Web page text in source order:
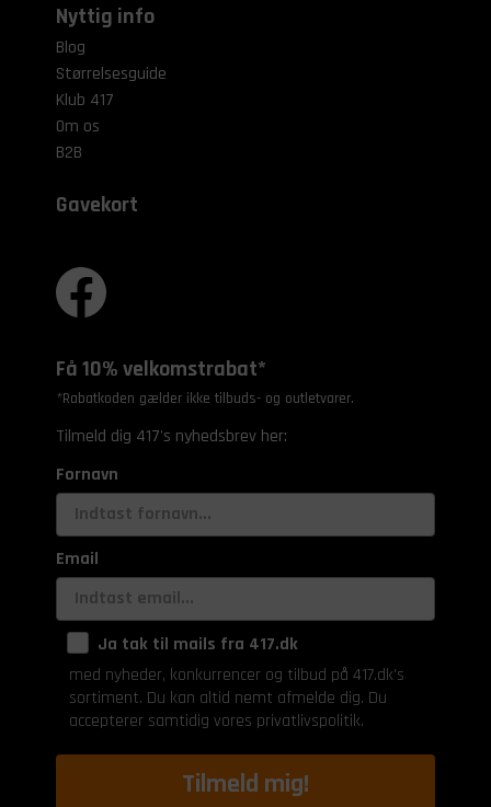
Nyttig info
Blog
Størrelsesguide
Klub 417
Om os
B2B
Gavekort
Få 10% velkomstrabat*
*Rabatkoden gælder ikke tilbuds- og outletvarer.
Tilmeld dig 417's nyhedsbrev her:
Fornavn
Email
Ja tak til mails fra 417.dk
med nyheder, konkurrencer og tilbud på 417.dk's
sortiment. Du kan altid nemt afmelde dig. Du
accepterer samtidig vores privatlivspolitik.
Tilmeld mig!